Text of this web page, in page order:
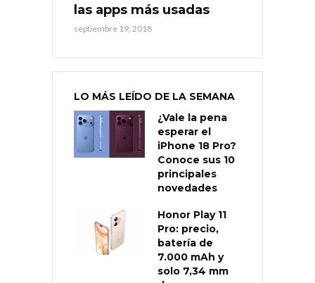
las apps más usadas
septiembre 19, 2018
LO MÁS LEÍDO DE LA SEMANA
¿Vale la pena
esperar el
iPhone 18 Pro?
Conoce sus 10
principales
novedades
Honor Play 11
Pro: precio,
batería de
7.000 mAh y
solo 7,34 mm